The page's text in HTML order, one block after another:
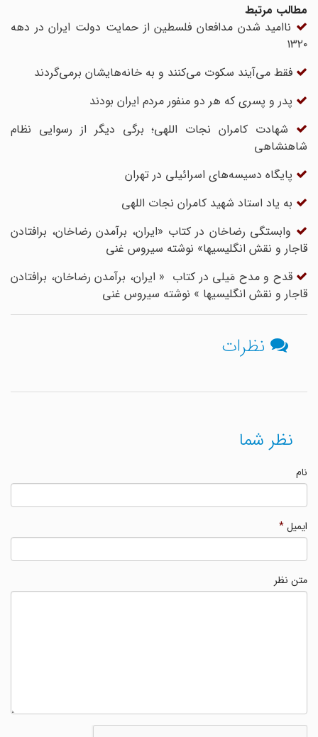
مطالب مرتبط
ناامید شدن مدافعان فلسطین از حمایت دولت ایران در دهه
۱۳۲۰
فقط می‌آیند سکوت می‌کنند و به خانه‌هایشان برمی‌گردند
پدر و پسری که هر دو منفور مردم ایران بودند
شهادت کامران نجات اللهی؛ برگی دیگر از رسوایی نظام
شاهنشاهی
پایگاه دسیسه‌های اسرائیلی در تهران
به یاد استاد شهید کامران نجات اللهی
وابستگی رضاخان در کتاب «ایران، برآمدن رضاخان، برافتادن
قاجار و نقش انگلیسیها» نوشته سیروس غنی
قدح و مدح مَیلی در کتاب « ایران، برآمدن رضاخان، برافتادن
قاجار و نقش انگلیسیها » نوشته سیروس غنی
نظرات
نظر شما
ایمیل*
متن نظر